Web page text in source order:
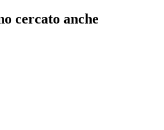
cercato anche